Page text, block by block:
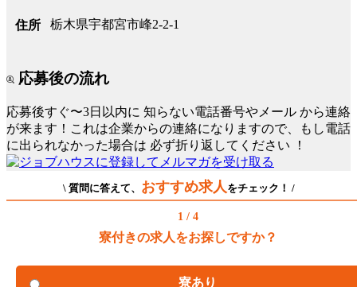
住所 栃木県宇都宮市峰2-2-1
応募後の流れ
応募後すぐ〜3日以内に 知らない電話番号やメール から連絡
が来ます！これは企業からの連絡になりますので、もし電話
に出られなかった場合は 必ず折り返してください ！
\ 質問に答えて、 おすすめ求人 をチェック！ /
1 / 4
寮付きの求人をお探しですか？
寮あり